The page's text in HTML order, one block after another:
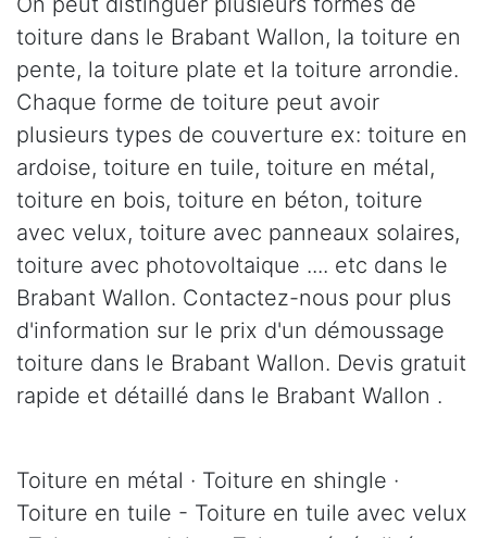
toiture dans le Brabant Wallon, la toiture en
pente, la toiture plate et la toiture arrondie.
Chaque forme de toiture peut avoir
plusieurs types de couverture ex: toiture en
ardoise, toiture en tuile, toiture en métal,
toiture en bois, toiture en béton, toiture
avec velux, toiture avec panneaux solaires,
toiture avec photovoltaique .... etc dans le
Brabant Wallon. Contactez-nous pour plus
d'information sur le prix d'un démoussage
toiture dans le Brabant Wallon. Devis gratuit
rapide et détaillé dans le Brabant Wallon .
Toiture en métal · Toiture en shingle ·
Toiture en tuile - Toiture en tuile avec velux